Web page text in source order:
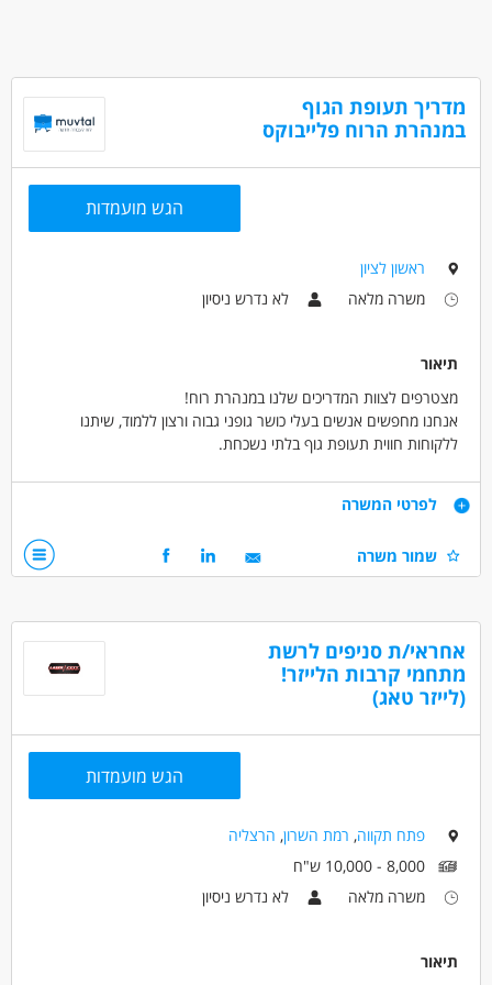
מדריך תעופת הגוף
במנהרת הרוח פלייבוקס
הגש מועמדות
ראשון לציון
משרה מלאה
לא נדרש ניסיון
תיאור
מצטרפים לצוות המדריכים שלנו במנהרת רוח!
אנחנו מחפשים אנשים בעלי כושר גופני גבוה ורצון ללמוד, שיתנו
ללקוחות חווית תעופת גוף בלתי נשכחת.
בטיחות, והכוונה בזמן אמת.
דרישות
• רצון ללמוד ולהתפתח בתחום תעופת הגוף
דרושים בתחום
ספורט - מאמן/ת
משרה מלאה
חיילים משוחררים
יוצאי יחידות קרביות
לפרטי המשרה
שמור משרה
אחראי/ת סניפים לרשת
מתחמי קרבות הלייזר!
(לייזר טאג)
הגש מועמדות
פתח תקווה, רמת השרון, הרצליה
8,000 - 10,000 ש"ח
משרה מלאה
לא נדרש ניסיון
תיאור